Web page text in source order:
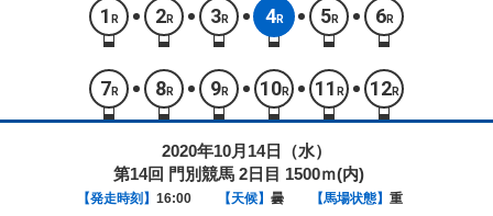
1 R 2R 3R 4R 5R 6R
7 R 8R 9R 10R 11 R 12R
2020年10月14日（水）
第14回 門別競馬 2日目 1500ｍ(内)
【発走時刻】 16:00 【天候】 曇 【馬場状態】 重